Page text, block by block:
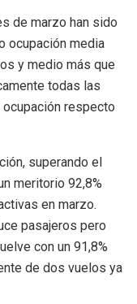
de marzo han sido
ocupación media
y medio más que
todas las
respecto
superando el
meritorio 92,8%
en marzo.
pasajeros pero
con un 91,8%
de dos vuelos ya